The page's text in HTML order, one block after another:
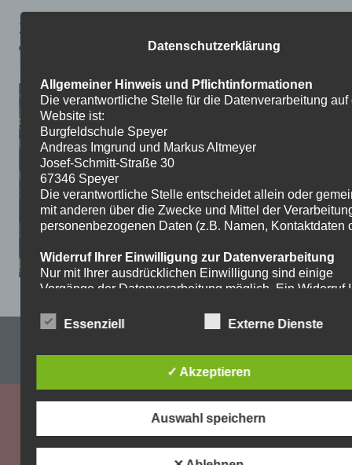
33
WordPress-Theme: Dynamic News von ThemeZee.
Datenschutzerklärung
Allgemeiner Hinweis und Pflichtinformationen
Die verantwortliche Stelle für die Datenverarbeitung auf
Website ist:
Burgfeldschule Speyer
Andreas Imgrund und Markus Altmeyer
Josef-Schmitt-Straße 30
67346 Speyer
Die verantwortliche Stelle entscheidet allein oder
mit anderen über die Zwecke und Mittel der
personenbezogenen Daten (z.B. Namen, Kontaktdaten
Widerruf Ihrer Einwilligung zur Datenverarbeitung
Nur mit Ihrer ausdrücklichen Einwilligung sind einige
Vorgänge der Datenverarbeitung möglich. Ein Widerruf
Widerruf genügt eine formlose Mitteilung per E-Mail. Die
Recht auf Beschwerde bei der zuständigen
Aufsichtsbehörde
Als Betroffener steht Ihnen im Falle eines
der zuständigen Aufsichtsbehörde zu. Zuständige
Aufsichtsbehörde bezüglich datenschutzrechtlicher
Essenziell Externe Dienste
✓ Akzeptieren
Auswahl speichern